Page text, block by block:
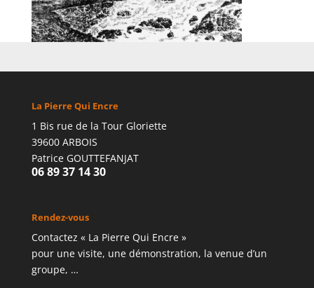
La Pierre Qui Encre
1 Bis rue de la Tour Gloriette
39600 ARBOIS
Patrice GOUTTEFANJAT
06 89 37 14 30
Rendez-vous
Contactez « La Pierre Qui Encre »
pour une visite, une démonstration, la venue d’un
groupe, …